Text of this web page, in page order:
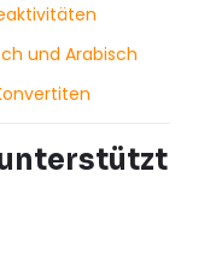
und Arabisch